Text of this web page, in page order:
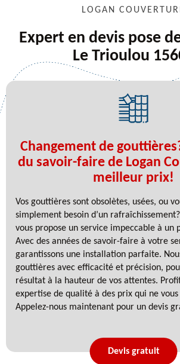
LOGAN
Expert en devis pose
Le Trioulou
Changement de
du savoir-faire de Logan
meilleur prix!
Vos gouttières sont obsolètes, usées, ou
simplement besoin d’un
vous propose un service impeccable à un
Avec des années de savoir-faire à votre
garantissons une installation parfaite.
gouttières avec efficacité et précision,
résultat à la hauteur de vos attentes.
expertise de qualité à des prix qui ne vous
Appelez-nous maintenant pour un devis
Devis gratuit